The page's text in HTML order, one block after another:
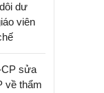
dư
viên
CP sửa
về thẩm